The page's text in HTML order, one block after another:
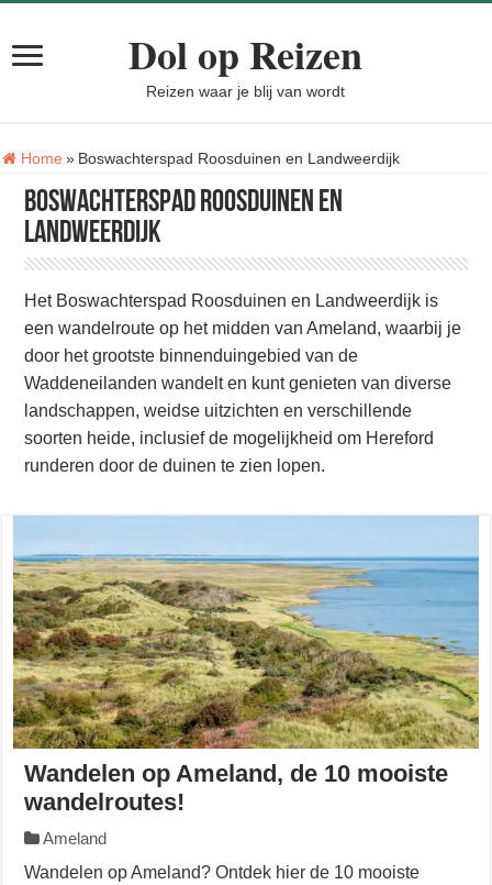
Dol op Reizen
Reizen waar je blij van wordt
Home » Tag:
Boswachterspad Roosduinen en Landweerdijk
Boswachterspad Roosduinen en
Landweerdijk
Het Boswachterspad Roosduinen en Landweerdijk is
een wandelroute op het midden van Ameland, waarbij je
door het grootste binnenduingebied van de
Waddeneilanden wandelt en kunt genieten van diverse
landschappen, weidse uitzichten en verschillende
soorten heide, inclusief de mogelijkheid om Hereford
runderen door de duinen te zien lopen.
Wandelen op Ameland, de 10 mooiste
wandelroutes!
Ameland
Wandelen op Ameland? Ontdek hier de 10 mooiste